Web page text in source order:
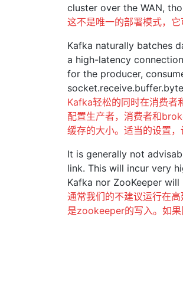
cluster over the WAN,
这不是唯一的部署模式，
Kafka naturally batches
a high-latency
for the producer,
Kafka轻松的同时在消费者
配置生产者，消费者和
缓存的大小。适当的设置，
It is generally not
link. This will incur very
Kafka nor ZooKeeper
通常我们的不建议运行在
是zookeeper的写入。如